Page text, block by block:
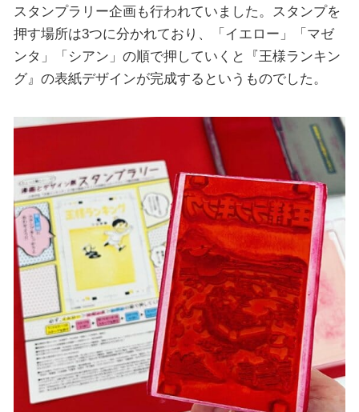
スタンプラリー企画も行われていました。スタンプを
押す場所は3つに分かれており、「イエロー」「マゼ
ンタ」「シアン」の順で押していくと『王様ランキン
グ』の表紙デザインが完成するというものでした。